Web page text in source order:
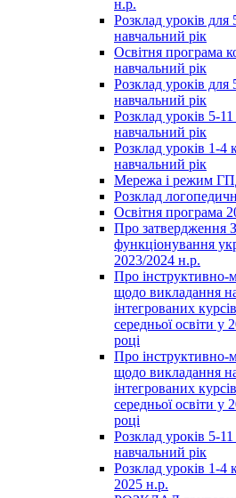
н.р.
Розклад уроків для
навчальний рік
Освітня програма
навчальний рік
Розклад уроків для
навчальний рік
Розклад уроків 5-
навчальний рік
Розклад уроків 1-4
навчальний рік
Мережа і режим
Розклад
Освітня програма
Про затвердження
функціонування
2023/2024 н.р.
Про інструктивно-
щодо викладання
інтегрованих
середньої освіти у
році
Про інструктивно-
щодо викладання
інтегрованих
середньої освіти у
році
Розклад уроків 5-
навчальний рік
Розклад уроків 1-4
2025 н.р.